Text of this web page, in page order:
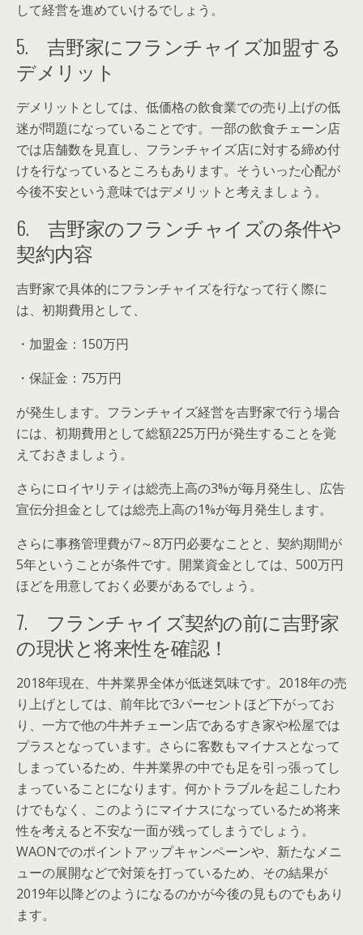
して経営を進めていけるでしょう。
5. 吉野家にフランチャイズ加盟する
デメリット
デメリットとしては、低価格の飲食業での売り上げの低
迷が問題になっていることです。一部の飲食チェーン店
では店舗数を見直し、フランチャイズ店に対する締め付
けを行なっているところもあります。そういった心配が
今後不安という意味ではデメリットと考えましょう。
6. 吉野家のフランチャイズの条件や
契約内容
吉野家で具体的にフランチャイズを行なって行く際に
は、初期費用として、
・加盟金：150万円
・保証金：75万円
が発生します。フランチャイズ経営を吉野家で行う場合
には、初期費用として総額225万円が発生することを覚
えておきましょう。
さらにロイヤリティは総売上高の3%が毎月発生し、広告
宣伝分担金としては総売上高の1%が毎月発生します。
さらに事務管理費が7～8万円必要なことと、契約期間が
5年ということが条件です。開業資金としては、500万円
ほどを用意しておく必要があるでしょう。
7. フランチャイズ契約の前に吉野家
の現状と将来性を確認！
2018年現在、牛丼業界全体が低迷気味です。2018年の売
り上げとしては、前年比で3パーセントほど下がってお
り、一方で他の牛丼チェーン店であるすき家や松屋では
プラスとなっています。さらに客数もマイナスとなって
しまっているため、牛丼業界の中でも足を引っ張ってし
まっていることになります。何かトラブルを起こしたわ
けでもなく、このようにマイナスになっているため将来
性を考えると不安な一面が残ってしまうでしょう。
WAONでのポイントアップキャンペーンや、新たなメニ
ューの展開などで対策を打っているため、その結果が
2019年以降どのようになるのかが今後の見ものでもあり
ます。